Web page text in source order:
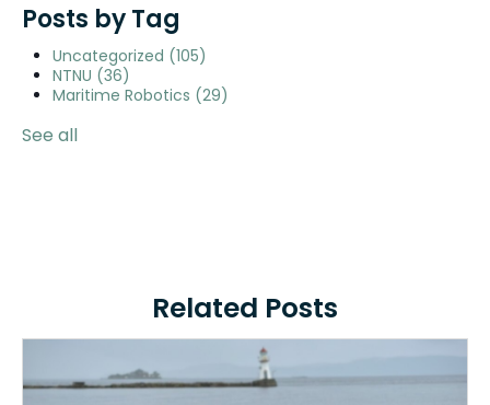
Posts by Tag
Uncategorized (105)
NTNU (36)
Maritime Robotics (29)
See all
Related Posts